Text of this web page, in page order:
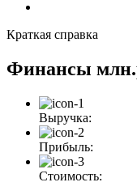
Краткая справка
Финансы
Выручка:
Прибыль:
Стоимость: